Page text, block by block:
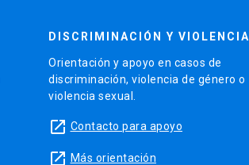
DISCRIMINACIÓN Y VIOLENCIA
Orientación y apoyo en casos de
discriminación, violencia de género o
violencia sexual.
launch Contacto para apoyo
launch Más orientación